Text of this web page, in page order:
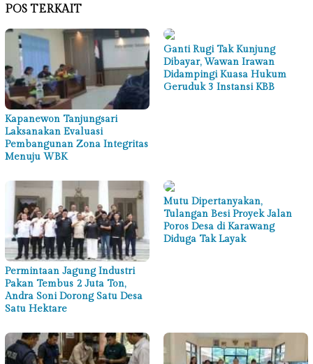
POS TERKAIT
Kapanewon Tanjungsari
Laksanakan Evaluasi
Pembangunan Zona Integritas
Menuju WBK
Ganti Rugi Tak Kunjung
Dibayar, Wawan Irawan
Didampingi Kuasa Hukum
Geruduk 3 Instansi KBB
Permintaan Jagung Industri
Pakan Tembus 2 Juta Ton,
Andra Soni Dorong Satu Desa
Satu Hektare
Mutu Dipertanyakan,
Tulangan Besi Proyek Jalan
Poros Desa di Karawang
Diduga Tak Layak